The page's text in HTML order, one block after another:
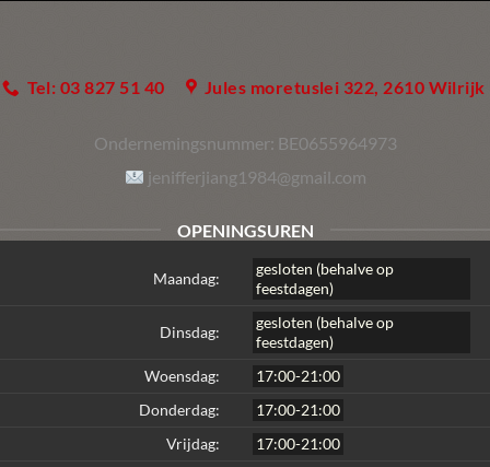
Tel: 03 827 51 40 Jules moretuslei 322, 2610 Wilrijk
Ondernemingsnummer: BE0655964973
jenifferjiang1984@gmail.com
OPENINGSUREN
Maandag:
gesloten (behalve op
feestdagen)
Dinsdag:
gesloten (behalve op
feestdagen)
Woensdag:
17:00-21:00
Donderdag:
17:00-21:00
Vrijdag:
17:00-21:00